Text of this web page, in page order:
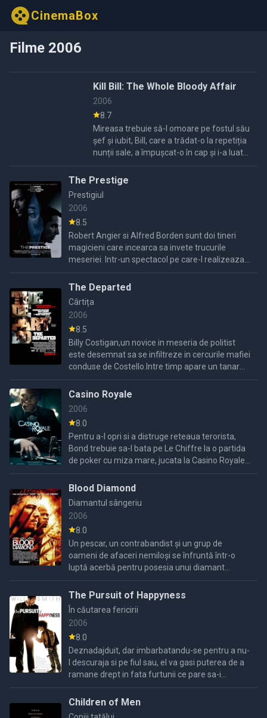
CinemaBox
Filme 2006
Kill Bill: The Whole Bloody Affair
2006
8.7
Mireasa trebuie să-l omoare pe fostul său
șef și iubit, Bill, care a trădat-o la repetiția
nunții sale, a împușcat-o în cap și i-a luat
copilul nenăscut. Dar înainte de a ajunge
The Prestige
Prestigiul
2006
8.5
Robert Angier si Alfred Borden sunt doi tineri
magicieni care incearca sa invete trucurile
meseriei. Intr-un spectacol pe care-l realizeaza
Borden sotia lui Angier moare si intre cei doi se
naste o ...
The Departed
Cârtița
2006
8.5
Billy Costigan,un novice in meseria de politist
este desemnat sa se infiltreze in cercurile mafiei
conduse de Costello.Intre timp apare un tanar
politist care se face remarcat si care este
promovat in ...
Casino Royale
2006
8.0
Pentru a-l opri si a distruge reteaua terorista,
Bond trebuie sa-l bata pe Le Chiffre la o partida
de poker cu miza mare, jucata la Casino Royale,
in Muntenegru. La inceput Bond se simte
deranjat cand ...
Blood Diamond
Diamantul sângeriu
2006
8.0
Un pescar, un contrabandist și un grup de
oameni de afaceri nemiloși se înfruntă într-o
luptă acerbă pentru posesia unui diamant
neprețuit, în mijlocul războiului civil din Sierra
Leone.
The Pursuit of Happyness
În căutarea fericirii
2006
8.0
Deznadajduit, dar imbarbatandu-se pentru a nu-
l descuraja si pe fiul sau, el va gasi puterea de a
ramane drept in fata furtunii ce pare sa-i
devasteze viata...
Children of Men